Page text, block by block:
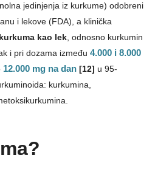
jedinjenja iz kurkume) odobreni
i lekove (FDA), a klinička
kurkuma kao lek , odnosno kurkumin
i pri dozama između 4.000 i 8.000
12.000 mg na dan [12] u 95-
kurkumina,